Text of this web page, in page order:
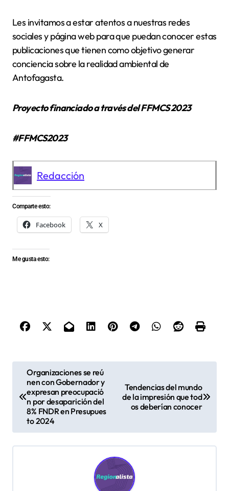
Les invitamos a estar atentos a nuestras redes
sociales y página web para que puedan conocer estas
publicaciones que tienen como objetivo generar
conciencia sobre la realidad ambiental de
Antofagasta.
Proyecto financiado a través del FFMCS 2023
#FFMCS2023
Redacción
Comparte esto:
Facebook X
Me gusta esto:
g
Organizaciones se reú
nen con Gobernador y
expresan preocupació
n por desaparición del
8% FNDR en Presupues
to 2024
Tendencias del mundo
de la impresión que tod
os deberían conocer